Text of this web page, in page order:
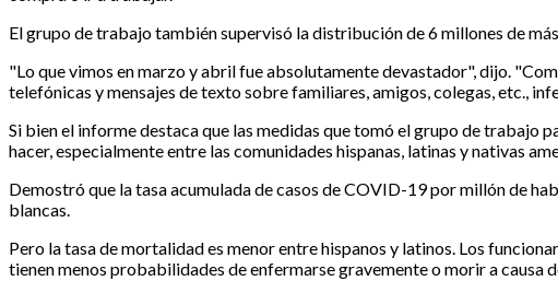
El grupo de trabajo también supervisó la distribución de 6 millones de
"Lo que vimos en marzo y abril fue absolutamente devastador", dijo.
telefónicas y mensajes de texto sobre familiares, amigos, colegas, etc.,
Si bien el informe destaca que las medidas que tomó el grupo de trabajo
hacer, especialmente entre las comunidades hispanas, latinas y nativas
Demostró que la tasa acumulada de casos de COVID-19 por millón de
blancas.
Pero la tasa de mortalidad es menor entre hispanos y latinos. Los
tienen menos probabilidades de enfermarse gravemente o morir a causa